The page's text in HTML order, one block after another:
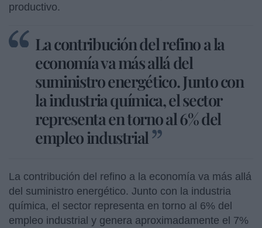
productivo.
La contribución del refino a la
economía va más allá del
suministro energético. Junto con
la industria química, el sector
representa en torno al 6% del
empleo industrial
La contribución del refino a la economía va más allá
del suministro energético. Junto con la industria
química, el sector representa en torno al 6% del
empleo industrial y genera aproximadamente el 7%